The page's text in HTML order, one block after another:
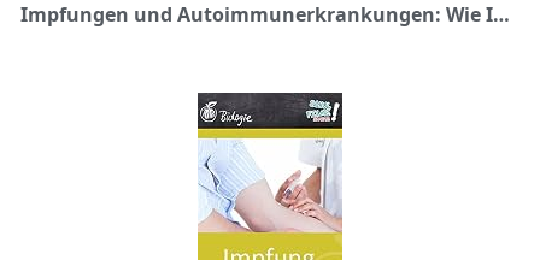
Impfungen und Autoimmunerkrankungen: Wie Impfstoffe neue Kinderkrankheiten auslösen